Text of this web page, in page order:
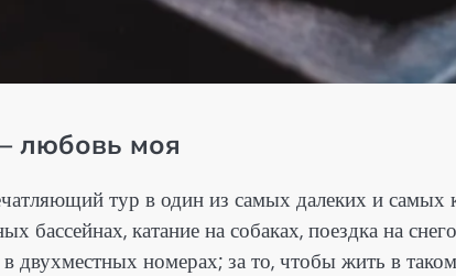
любовь моя
тур в один из самых далеких и самых
бассейнах, катание на собаках, поездка на
двухместных номерах; за то, чтобы жить в